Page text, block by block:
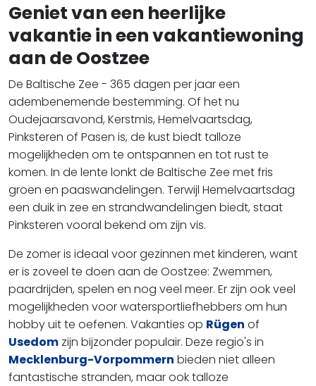
Geniet van een heerlijke
vakantie in een vakantiewoning
aan de Oostzee
De Baltische Zee - 365 dagen per jaar een
adembenemende bestemming. Of het nu
Oudejaarsavond, Kerstmis, Hemelvaartsdag,
Pinksteren of Pasen is, de kust biedt talloze
mogelijkheden om te ontspannen en tot rust te
komen. In de lente lonkt de Baltische Zee met fris
groen en paaswandelingen. Terwijl Hemelvaartsdag
een duik in zee en strandwandelingen biedt, staat
Pinksteren vooral bekend om zijn vis.
De zomer is ideaal voor gezinnen met kinderen, want
er is zoveel te doen aan de Oostzee: Zwemmen,
paardrijden, spelen en nog veel meer. Er zijn ook veel
mogelijkheden voor watersportliefhebbers om hun
hobby uit te oefenen. Vakanties op Rügen of
Usedom zijn bijzonder populair. Deze regio's in
Mecklenburg-Vorpommern bieden niet alleen
fantastische stranden, maar ook talloze